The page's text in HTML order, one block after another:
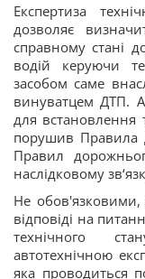
Експертиза
дозволяє
справному стані
водій керуючи
засобом саме
винуватцем ДТП.
для встановлення
порушив Правила
Правил
наслідковому
Не
відповіді на
технічного
автотехнічною
яка проводиться